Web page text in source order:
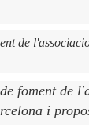
de
foment de
i